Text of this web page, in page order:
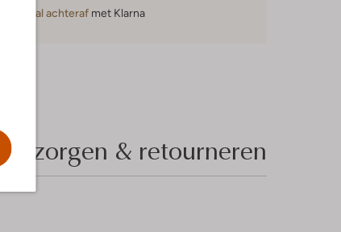
Betaal achteraf met Klarna
Bezorgen & retourneren